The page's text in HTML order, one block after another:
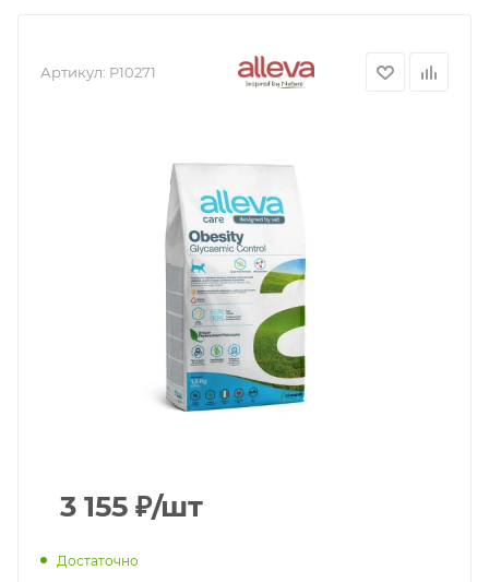
Артикул: P10271
3 155 ₽/шт
Достаточно